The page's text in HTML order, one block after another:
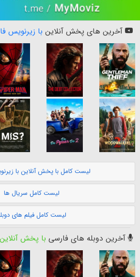
آخرین های پخش آنلاین با زیرنویس
لیست کامل با پخش آنلاین با
لیست کامل سریال ها
لیست کامل فیلم های
آخرین دوبله های فارسی با پخش آنلاین